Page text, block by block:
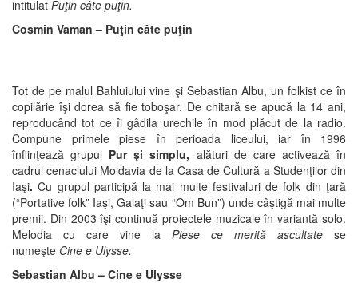
intitulat Puţin câte puţin.
Cosmin Vaman – Puţin câte puţin
Tot de pe malul Bahluiului vine şi Sebastian Albu, un folkist ce în
copilărie îşi dorea să fie toboşar. De chitară se apucă la 14 ani,
reproducând tot ce îi gâdila urechile în mod plăcut de la radio.
Compune primele piese în perioada liceului, iar în 1996
înfiinţează grupul Pur şi simplu, alături de care activează în
cadrul cenaclului Moldavia de la Casa de Cultură a Studenţilor din
Iaşi.Cu grupul participă la mai multe festivaluri de folk din ţară
(“Portative folk” Iaşi, Galaţi sau “Om Bun”) unde câştigă mai multe
premii. Din 2003 îşi continuă proiectele muzicale în variantă solo.
Melodia cu care vine la Piese ce merită ascultate se
numeşte Cine e Ulysse.
Sebastian Albu – Cine e Ulysse